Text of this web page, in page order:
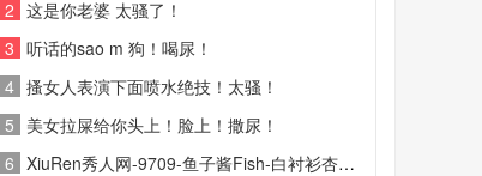
2 这是你老婆 太骚了！
3 听话的sao m 狗！喝尿！
4 搔女人表演下面喷水绝技！太骚！
5 美女拉屎给你头上！脸上！撒尿！
6 XiuRen秀人网-9709-鱼子酱Fish-白衬衫杏黄内衣